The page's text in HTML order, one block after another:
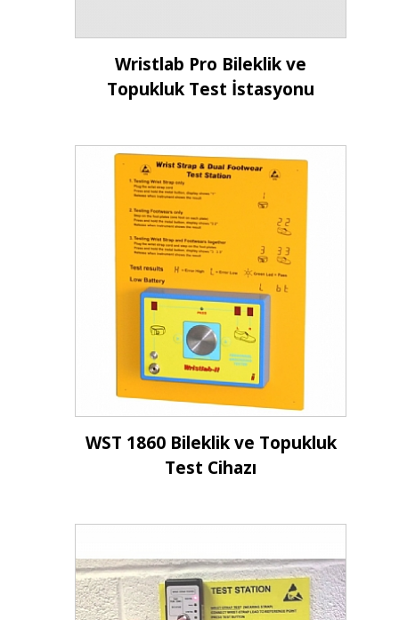
İncele
Wristlab Pro Bileklik ve
Topukluk Test İstasyonu
İncele
WST 1860 Bileklik ve Topukluk
Test Cihazı